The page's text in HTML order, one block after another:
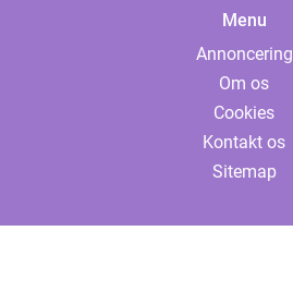
Menu
Annoncering
Om os
Cookies
Kontakt os
Sitemap